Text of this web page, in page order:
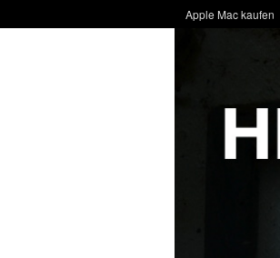
Apple Mac kaufen